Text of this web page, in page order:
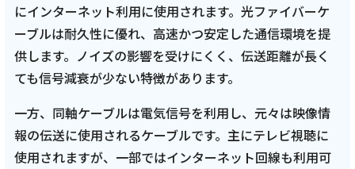
にインターネット利用に使用されます。光ファイバーケ
ーブルは耐久性に優れ、高速かつ安定した通信環境を提
供します。ノイズの影響を受けにくく、伝送距離が長く
ても信号減衰が少ない特徴があります。
一方、同軸ケーブルは電気信号を利用し、元々は映像情
報の伝送に使用されるケーブルです。主にテレビ視聴に
使用されますが、一部ではインターネット回線も利用可